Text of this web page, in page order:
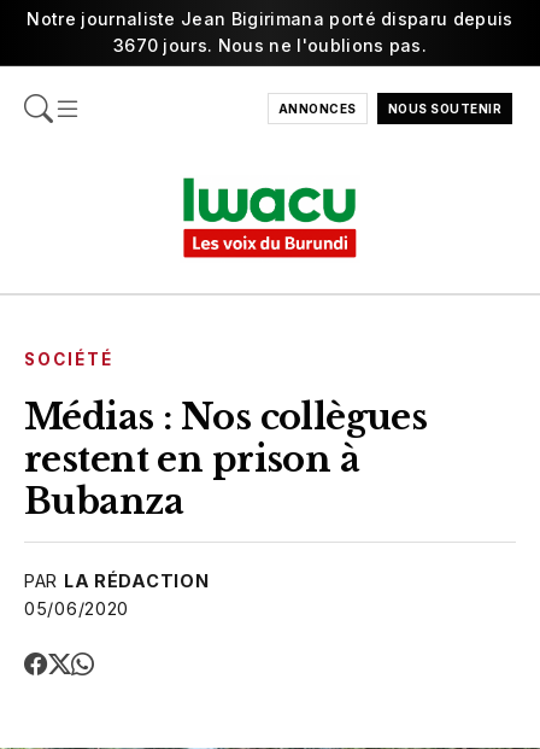
Notre journaliste Jean Bigirimana porté disparu depuis
3670 jours. Nous ne l'oublions pas.
ANNONCES NOUS SOUTENIR
SOCIÉTÉ
Médias : Nos collègues
restent en prison à
Bubanza
PAR LA RÉDACTION
05/06/2020